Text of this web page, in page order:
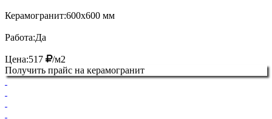
Керамогранит:600х600 мм
Работа:Да
Цена:517
/м2
Получить прайс на керамогранит